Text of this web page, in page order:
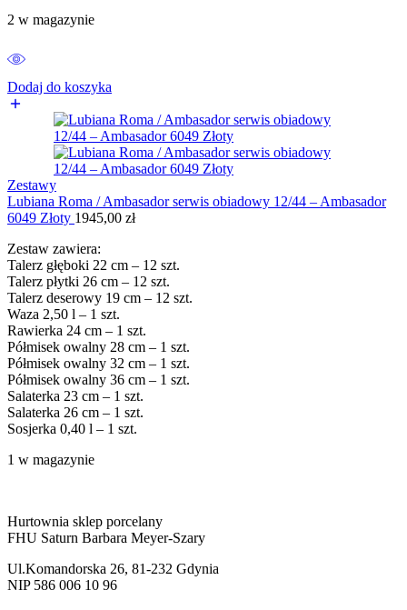
2 w magazynie
Dodaj do koszyka
Zestawy
Lubiana Roma / Ambasador serwis obiadowy 12/44 – Ambasador
6049 Złoty 1945,00 zł
Zestaw zawiera:
Talerz głęboki 22 cm – 12 szt.
Talerz płytki 26 cm – 12 szt.
Talerz deserowy 19 cm – 12 szt.
Waza 2,50 l – 1 szt.
Rawierka 24 cm – 1 szt.
Półmisek owalny 28 cm – 1 szt.
Półmisek owalny 32 cm – 1 szt.
Półmisek owalny 36 cm – 1 szt.
Salaterka 23 cm – 1 szt.
Salaterka 26 cm – 1 szt.
Sosjerka 0,40 l – 1 szt.
1 w magazynie
Hurtownia sklep porcelany
FHU Saturn Barbara Meyer-Szary
Ul.Komandorska 26, 81-232 Gdynia
NIP 586 006 10 96